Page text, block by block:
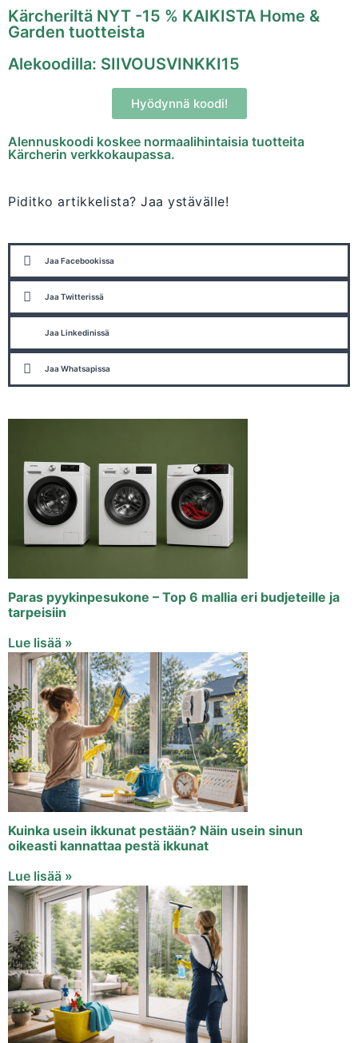
Kärcheriltä NYT -15 % KAIKISTA Home &
Garden tuotteista
Alekoodilla: SIIVOUSVINKKI15
Hyödynnä koodi!
Alennuskoodi koskee normaalihintaisia tuotteita
Kärcherin verkkokaupassa.
Piditko artikkelista? Jaa ystävälle!
Jaa Facebookissa
Jaa Twitterissä
Jaa Linkedinissä
Jaa Whatsapissa
Paras pyykinpesukone – Top 6 mallia eri budjeteille ja
tarpeisiin
Lue lisää »
Kuinka usein ikkunat pestään? Näin usein sinun
oikeasti kannattaa pestä ikkunat
Lue lisää »